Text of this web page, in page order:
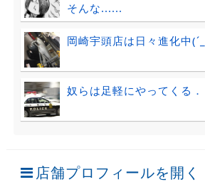
そんな......
岡崎宇頭店は日々進化中
奴らは足軽にやってくる．
店舗プロフィールを開く